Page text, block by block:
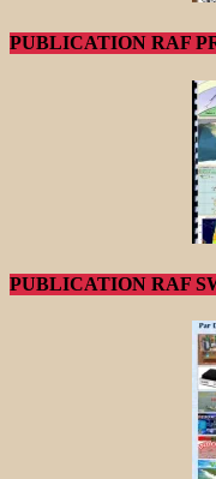
PUBLICATION RAF
PUBLICATION RAF